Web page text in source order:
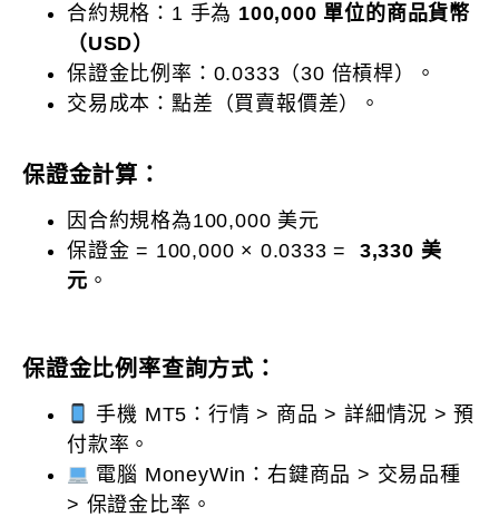
合約規格：1 手為 100,000 單位的商品貨幣
（USD）
保證金比例率：0.0333（30 倍槓桿）。
交易成本：點差（買賣報價差）。
保證金計算：
因合約規格為100,000 美元
保證金 = 100,000 × 0.0333 = 3,330 美
元 。
保證金比例率查詢方式：
手機 MT5：行情 > 商品 > 詳細情況 > 預
付款率。
電腦 MoneyWin：右鍵商品 > 交易品種
> 保證金比率。